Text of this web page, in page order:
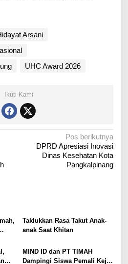
Arsani
UHC Award 2026
Ikuti Kami
Pos berikutnya
DPRD Apresiasi Inovasi
Dinas Kesehatan Kota
Pangkalpinang
Taklukkan Rasa Takut Anak-
anak Saat Khitan
MIND ID dan PT TIMAH
Dampingi Siswa Pemali Kejar